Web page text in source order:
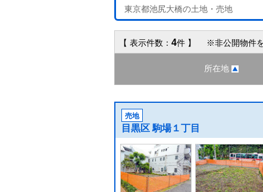
東京都池尻大橋の土地・売地
【 表示件数： 4件 】 ※非公開物件
所在地
売地
目黒区 駒場１丁目